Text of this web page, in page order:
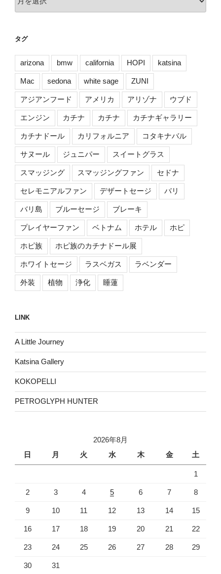
去
タグ
arizona bmw california HOPI katsina
Mac sedona white sage ZUNI
アジアンフード アメリカ アリゾナ ウブド
エンジン カチナ カチナ カチナギャラリー
カチナドール カリフォルニア コタキナバル
サヌール ジュニパー スイートグラス
スマッジング スマッジングファン セドナ
セレモニアルファン デザートセージ バリ
バリ島 ブルーセージ ブレーキ
プレイヤーファン ベトナム ホテル ホピ
ホピ族 ホピ族のカチナドール展
ホワイトセージ ラスベガス ラベンダー
外装 植物 浄化 睡蓮
LINK
A Little Journey
Katsina Gallery
KOKOPELLI
PETROGLYPH HUNTER
2026年8月
日
月 火 水 木 金 土
1
2 3 4 5 6 7 8
9 10 11 12 13 14 15
16 17 18 19 20 21 22
23 24 25 26 27 28 29
30 31